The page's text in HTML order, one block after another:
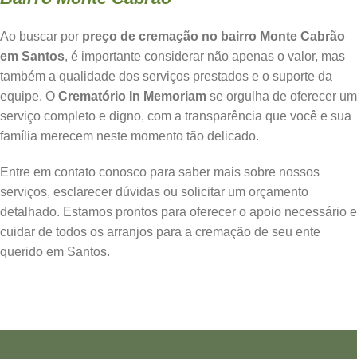
Ao buscar por preço de cremação no bairro Monte Cabrão
em Santos, é importante considerar não apenas o valor, mas
também a qualidade dos serviços prestados e o suporte da
equipe. O Crematório In Memoriam se orgulha de oferecer um
serviço completo e digno, com a transparência que você e sua
família merecem neste momento tão delicado.
Entre em contato conosco para saber mais sobre nossos
serviços, esclarecer dúvidas ou solicitar um orçamento
detalhado. Estamos prontos para oferecer o apoio necessário e
cuidar de todos os arranjos para a cremação de seu ente
querido em Santos.